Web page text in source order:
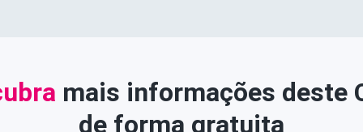
mais informações deste
de forma gratuita